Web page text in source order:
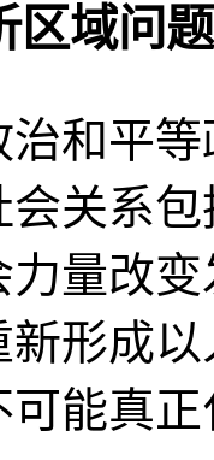
区域问题
治和平
关系
力量改
新形成
能真